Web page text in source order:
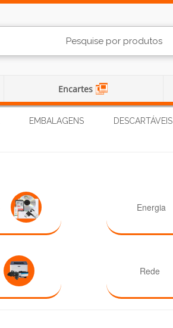
Encartes
EMBALAGENS DESCARTÁVEIS
Energia
Rede